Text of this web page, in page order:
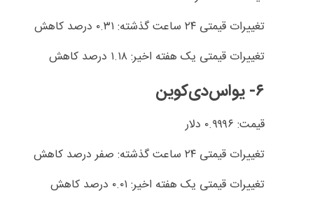
تغییرات قیمتی ۲۴ ساعت گذشته: ۰.۳۱ درصد کاهش
تغییرات قیمتی یک هفته اخیر: ۱.۱۸ درصد کاهش
۶- یواس‌دی‌کوین
قیمت: ۰.۹۹۹۶ دلار
تغییرات قیمتی ۲۴ ساعت گذشته: صفر درصد کاهش
تغییرات قیمتی یک هفته اخیر: ۰.۰۱ درصد کاهش